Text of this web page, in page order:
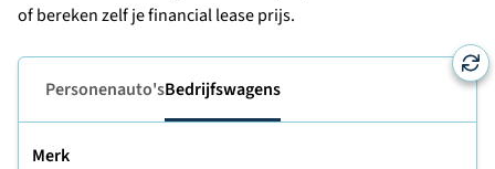
of bereken zelf je financial lease prijs.
Personenauto'sBedrijfswagens
Merk